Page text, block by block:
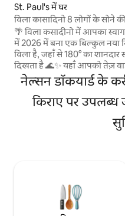
St. Paul's में घर
विला कासादिनो 8 लोगों के सोने
कंडीशनर वाई-फ़ाई समुद्र का
🌴 विला कसादीनो में आपका
में 2026 में बना एक बिल्कुल नया
विला है, जहाँ से 180° का शानदार
दिखता है 🌊✨ यहाँ आपको तेज़
पानी, पूरे एयर कंडीशनर, 4K
एक स्लीपर सोफ़ा, बरामदा और
स्थित विशाल निजी पीछे का
सो सकते हैं। दिखाया गया किराया
बेडरूम के लिए है। अतिरिक्त
लिए अतिरिक्त शुल्क लिया जाता
नेल्सन डॉकयार्ड के
किराए पर उपलब्ध